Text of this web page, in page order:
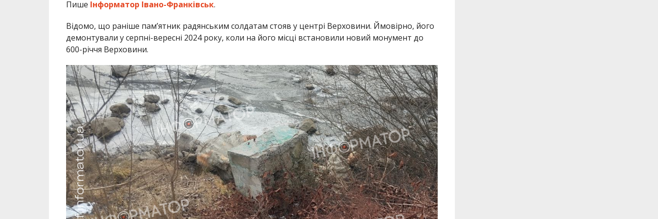
Пише Інформатор Івано-Франківськ.
Відомо, що раніше пам’ятник радянським солдатам стояв у центрі Верховини. Ймовірно, його
демонтували у серпні-вересні 2024 року, коли на його місці встановили новий монумент до
600-річчя Верховини.